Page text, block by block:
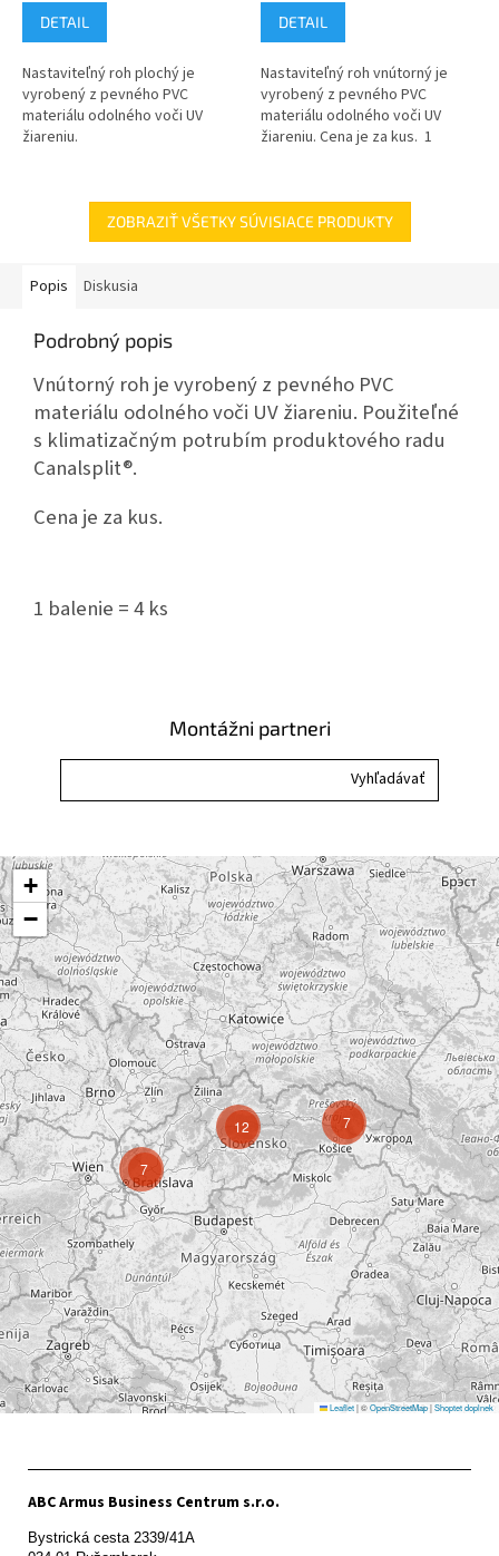
DETAIL
Nastaviteľný roh plochý je
vyrobený z pevného PVC
materiálu odolného voči UV
žiareniu.
DETAIL
Nastaviteľný roh vnútorný je
vyrobený z pevného PVC
materiálu odolného voči UV
žiareniu. Cena je za kus. 1
ZOBRAZIŤ VŠETKY SÚVISIACE PRODUKTY
Popis Diskusia
Podrobný popis
Vnútorný roh je vyrobený z pevného PVC
materiálu odolného voči UV žiareniu. Použiteľné
s klimatizačným potrubím produktového radu
Canalsplit®.
Cena je za kus.
1 balenie = 4ks
Montážni partneri
7
7
12
+
−
Leaflet|©OpenStreetMap|Shoptet doplnek
ABC Armus Business Centrum s.r.o.
Bystrická cesta 2339/41A